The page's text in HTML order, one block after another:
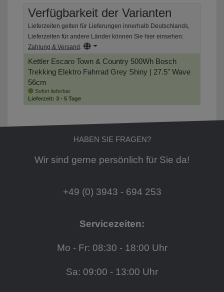
Verfügbarkeit der Varianten
Lieferzeiten gelten für Lieferungen innerhalb Deutschlands,
Lieferzeiten für andere Länder können Sie hier einsehen:
Zahlung & Versand .
Kettler Escaro Town & Country 500Wh Bosch
Trekking Elektro Fahrrad Grey Shiny | 27.5" Wave
56cm
Sofort lieferbar
Lieferzeit: 3 - 5 Tage
HABEN SIE FRAGEN?
Wir sind gerne persönlich für Sie da!
+49 (0) 3943 - 694 253
Servicezeiten:
Mo - Fr: 08:30 - 18:00 Uhr
Sa: 09:00 - 13:00 Uhr